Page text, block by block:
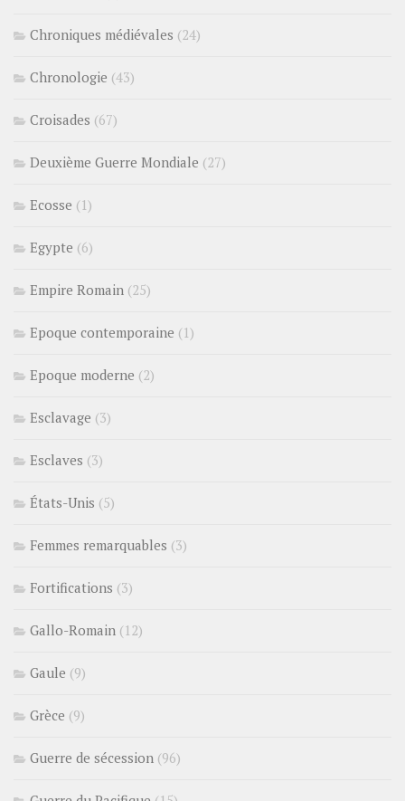
Chroniques médiévales (24)
Chronologie (43)
Croisades (67)
Deuxième Guerre Mondiale (27)
Ecosse (1)
Egypte (6)
Empire Romain (25)
Epoque contemporaine (1)
Epoque moderne (2)
Esclavage (3)
Esclaves (3)
États-Unis (5)
Femmes remarquables (3)
Fortifications (3)
Gallo-Romain (12)
Gaule (9)
Grèce (9)
Guerre de sécession (96)